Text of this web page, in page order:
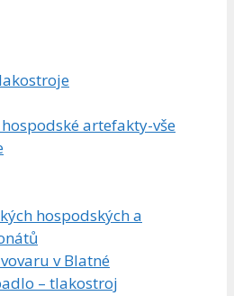
artefakty-vše
hospodských a
v Blatné
– tlakostroj